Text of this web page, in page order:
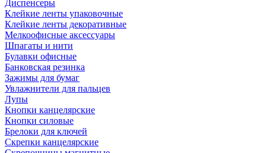
Диспенсеры
Клейкие ленты упаковочные
Клейкие ленты декоративные
Мелкоофисные аксессуары
Шпагаты и нити
Булавки офисные
Банковская резинка
Зажимы для бумаг
Увлажнители для пальцев
Лупы
Кнопки канцелярские
Кнопки силовые
Брелоки для ключей
Скрепки канцелярские